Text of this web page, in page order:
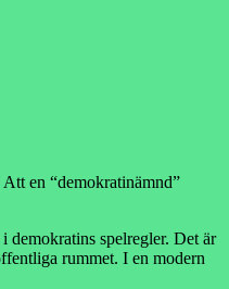
en “demokratinämnd”
demokratins spelregler. Det är
rummet. I en modern